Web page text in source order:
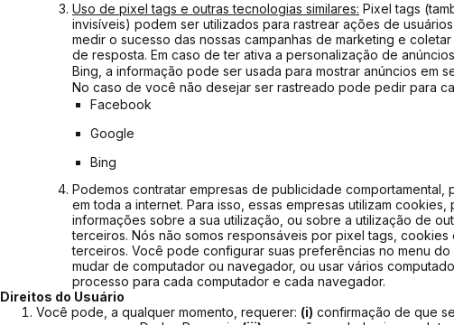
Uso de pixel tags e outras tecnologias similares: Pixel tags
invisíveis) podem ser utilizados para rastrear ações de
medir o sucesso das nossas campanhas de marketing e
de resposta. Em caso de ter ativa a personalização de
Bing, a informação pode ser usada para mostrar anúncios em
No caso de você não desejar ser rastreado pode pedir para
Facebook
Google
Bing
Podemos contratar empresas de publicidade
em toda a internet. Para isso, essas empresas utilizam
informações sobre a sua utilização, ou sobre a utilização de
terceiros. Nós não somos responsáveis por pixel tags,
terceiros. Você pode configurar suas preferências no menu
mudar de computador ou navegador, ou usar vários
processo para cada computador e cada navegador.
Direitos do Usuário
Você pode, a qualquer momento, requerer: (i) confirmação de que